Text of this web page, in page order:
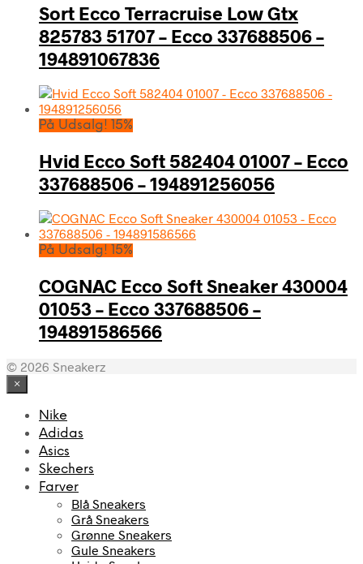
Sort Ecco Terracruise Low Gtx
825783 51707 – Ecco 337688506 –
194891067836
På Udsalg! 15%
Hvid Ecco Soft 582404 01007 – Ecco
337688506 – 194891256056
På Udsalg! 15%
COGNAC Ecco Soft Sneaker 430004
01053 – Ecco 337688506 –
194891586566
© 2026 Sneakerz
×
Nike
Adidas
Asics
Skechers
Farver
Blå Sneakers
Grå Sneakers
Grønne Sneakers
Gule Sneakers